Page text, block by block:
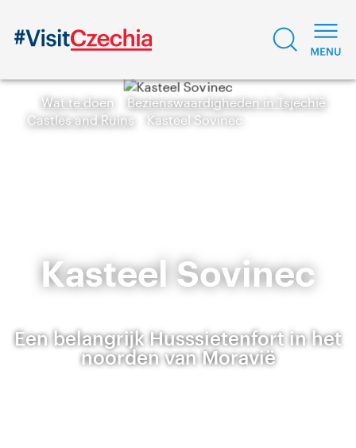
Wat te doen
Bezienswaardigheden in Tsjechië
Castles and Ruins
Kasteel Sovinec
Kasteel Sovinec
Een belangrijk Husssietenfort in het
noorden van Moravië